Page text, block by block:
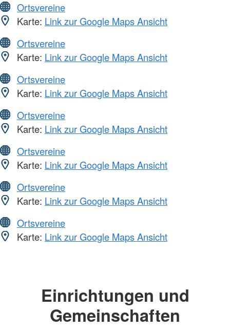
Ortsvereine
Karte: Link zur Google Maps Ansicht
Ortsvereine
Karte: Link zur Google Maps Ansicht
Ortsvereine
Karte: Link zur Google Maps Ansicht
Ortsvereine
Karte: Link zur Google Maps Ansicht
Ortsvereine
Karte: Link zur Google Maps Ansicht
Ortsvereine
Karte: Link zur Google Maps Ansicht
Ortsvereine
Karte: Link zur Google Maps Ansicht
Einrichtungen und
Gemeinschaften